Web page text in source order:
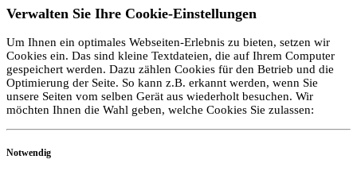
Verwalten Sie Ihre Cookie-Einstellungen
Um Ihnen ein optimales Webseiten-Erlebnis zu bieten, setzen wir
Cookies ein. Das sind kleine Textdateien, die auf Ihrem Computer
gespeichert werden. Dazu zählen Cookies für den Betrieb und die
Optimierung der Seite. So kann z.B. erkannt werden, wenn Sie
unsere Seiten vom selben Gerät aus wiederholt besuchen. Wir
möchten Ihnen die Wahl geben, welche Cookies Sie zulassen:
Notwendig